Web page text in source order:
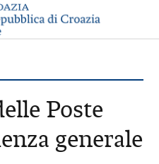
Poste
generale